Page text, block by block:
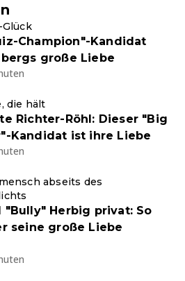
Champion"-Kandidat
große Liebe
die hält
Richter-Röhl: Dieser "Big
Kandidat ist ihre Liebe
abseits des
"Bully" Herbig privat: So
seine große Liebe